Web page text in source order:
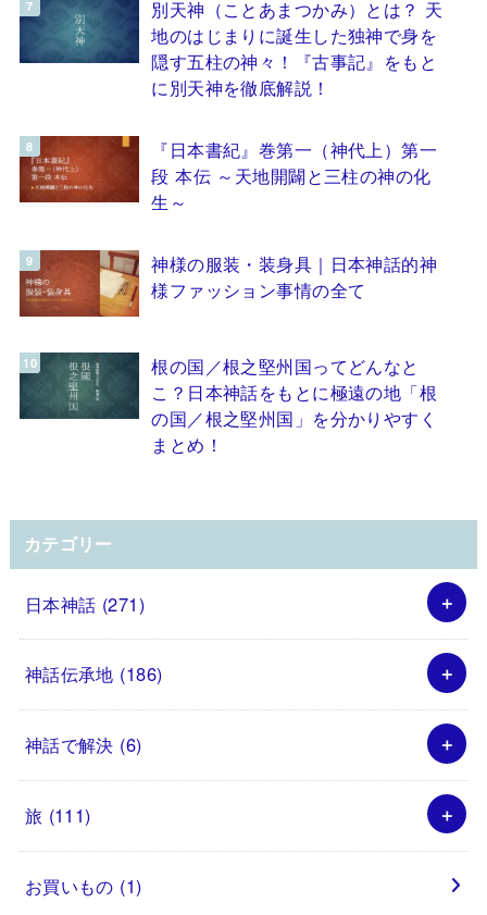
別天神（ことあまつかみ）とは？ 天
地のはじまりに誕生した独神で身を
隠す五柱の神々！『古事記』をもと
に別天神を徹底解説！
『日本書紀』巻第一（神代上）第一
段 本伝 ～天地開闢と三柱の神の化
生～
神様の服装・装身具｜日本神話的神
様ファッション事情の全て
根の国／根之堅州国ってどんなと
こ？日本神話をもとに極遠の地「根
の国／根之堅州国」を分かりやすく
まとめ！
カテゴリー
日本神話 (271)
神話伝承地 (186)
神話で解決 (6)
旅 (111)
お買いもの (1)